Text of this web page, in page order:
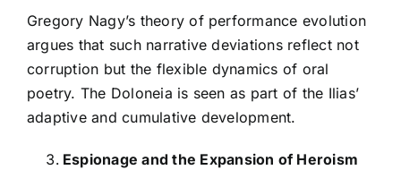
Gregory Nagy’s theory of performance evolution
argues that such narrative deviations reflect not
corruption but the flexible dynamics of oral
poetry. The Doloneia is seen as part of the Ilias’
adaptive and cumulative development.
Espionage and the Expansion of Heroism